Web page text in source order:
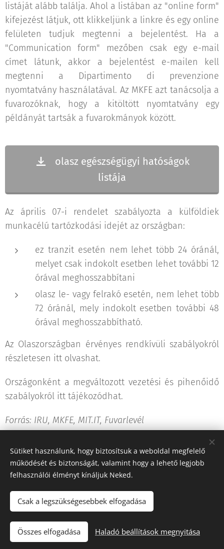
listáját alább találja. Ahol a listában az "online form"
kifejezést látjuk, ott klikkeljünk a linkre és egy online
felületen tudjuk megtenni a bejelentést. Ha a
"Communication form" mezőben csak egy e-mail
címet látunk, akkor a bejelentést e-mailen kell
megtenni a Dipartimento di prevenzione
nyomtatvány használatával. Az MKFE azt tanácsolja a
fuvarozóknak, hogy a kitöltött nyomtatvány egy
példányát tartsák a fuvarokmányok között.
olasz egészségügyi hatóságok
listája
Az április 07-i rendelet szabályozta a külföldiek
munkacélú tartózkodási idejét az országban:
ez tranzit esetén nem lehet több 24 óránál,
melyet csak indokolt esetben lehet további 12
órával meghosszabbítani
olasz le- vagy felrakó esetén, nem lehet több
72 óránál, mely indokolt esetben további 48
órával meghosszabbítható.
Az Olaszországban érvényes rendkívüli szabályokról
részletesen itt olvashat.
Országonként a megváltozott vezetési és pihenőidő
szabályokról itt tájékozódhat.
Forrás: IRU, MKFE, MIT.IT, Fuvarlevél
"Iránytű a fuvarozásban!"
Tacho Center
Sütiket használunk, hogy biztosítsuk a weboldal megfelelő
működését és biztonságát, valamint hogy a lehető legjobb
felhasználói élményt kínáljuk Neked.
Csak a legszükségesebbek elfogadása
Összes elfogadása Haladó beállítások megnyitása